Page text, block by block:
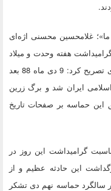
غلامحسین محسنی اژه‌ای
هفته وحدت و میلاد
با سعادت پیامبر و همچنین سالگردحماسه 9 دی تصریح کرد: 9 دی ماه 88 بعد
ایران شد و برگ زرین
این حماسه بر صفحات تاریخ
گرامیداشت این روز در
این حادثه عظیم و از
سالگرد حماسه نهم دی تشکر